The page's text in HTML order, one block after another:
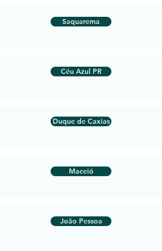
Saquarema
Céu Azul PR
Duque de Caxias
Maceió
João Pessoa